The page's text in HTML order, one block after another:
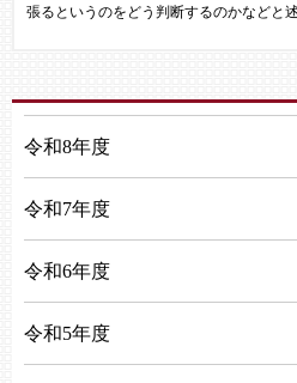
張るというのをどう判断するのかなどと述
令和8年度
令和7年度
令和6年度
令和5年度